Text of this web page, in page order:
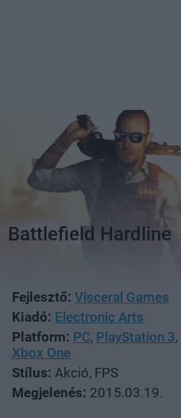
Battlefield Hardline
Fejlesztő: Visceral Games
Kiadó: Electronic Arts
Platform: PC, PlayStation 3,
Xbox One
Stílus: Akció, FPS
Megjelenés: 2015.03.19.